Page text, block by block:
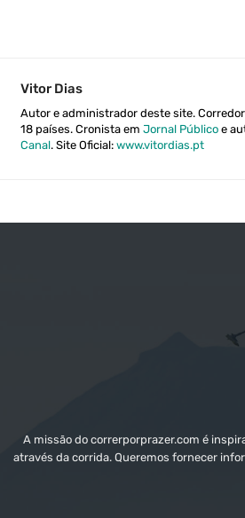
Vitor Dias
Autor e administrador deste site.
18 países. Cronista em Jornal Público e
Canal. Site Oficial: www.vitordias.pt
A missão do correrporprazer.com é
através da corrida. Queremos fornecer